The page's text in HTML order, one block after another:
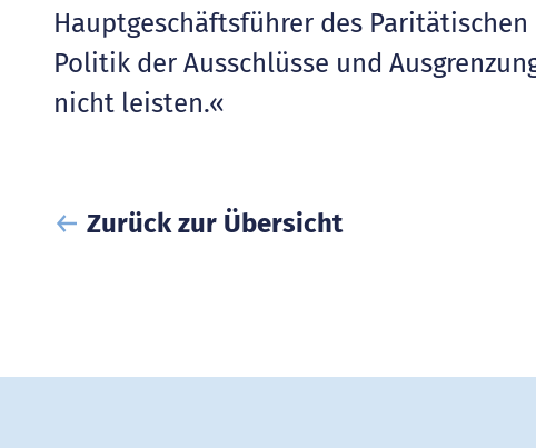
Hauptgeschäftsführer des
Politik der Ausschlüsse und
nicht leisten.«
Zurück zur Übersicht